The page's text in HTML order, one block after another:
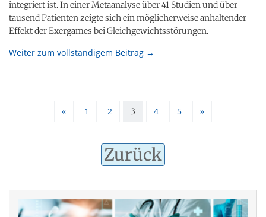
integriert ist. In einer Metaanalyse über 41 Studien und über
tausend Patienten zeigte sich ein möglicherweise anhaltender
Effekt der Exergames bei Gleichgewichtsstörungen.
Weiter zum vollständigem Beitrag →
« 1 2 3 4 5 »
Zurück